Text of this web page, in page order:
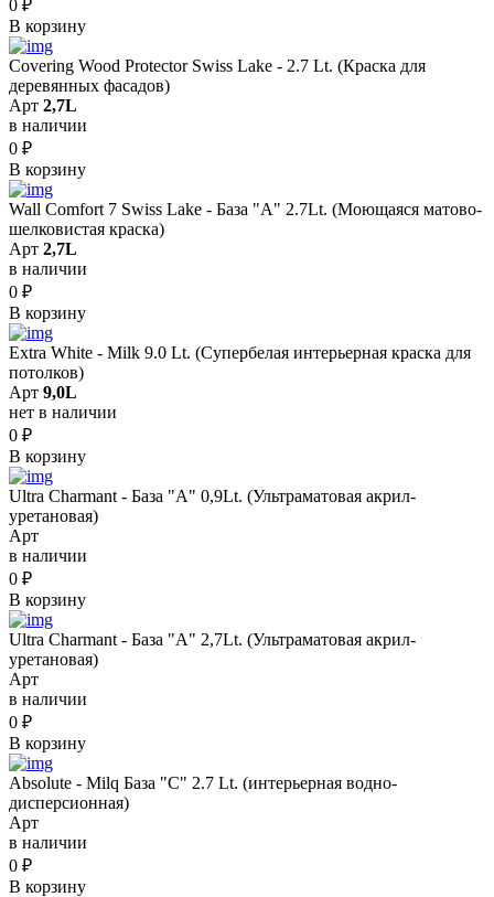
0 ₽
В корзину
Covering Wood Protector Swiss Lake - 2.7 Lt. (Краска для
деревянных фасадов)
Арт 2,7L
в наличии
0 ₽
В корзину
Wall Comfort 7 Swiss Lake - База "A" 2.7Lt. (Моющаяся матово-
шелковистая краска)
Арт 2,7L
в наличии
0 ₽
В корзину
Extra White - Milk 9.0 Lt. (Супербелая интерьерная краска для
потолков)
Арт 9,0L
нет в наличии
0 ₽
В корзину
Ultra Charmant - База "А" 0,9Lt. (Ультраматовая акрил-
уретановая)
Арт
в наличии
0 ₽
В корзину
Ultra Charmant - База "А" 2,7Lt. (Ультраматовая акрил-
уретановая)
Арт
в наличии
0 ₽
В корзину
Absolute - Milq База "C" 2.7 Lt. (интерьерная водно-
дисперсионная)
Арт
в наличии
0 ₽
В корзину